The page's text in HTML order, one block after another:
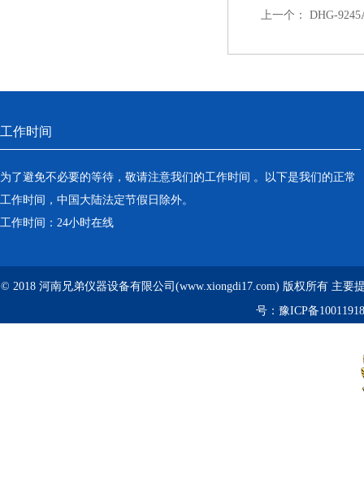
上一个： DHG-
工作时间
为了避免不必要的等待，敬请注意我们的工作时间 。以下是我们的正常
工作时间，中国大陆法定节假日除外。
工作时间：24小时在线
© 2018 河南兄弟仪器设备有限公司(www.xiongdi17.com) 版权所有 主要
号： 豫ICP备